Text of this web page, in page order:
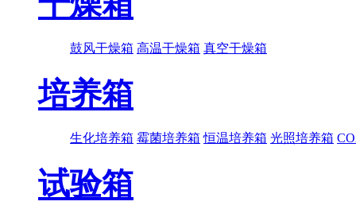
鼓风干燥箱 高温干燥箱 真空干燥箱
培养箱
生化培养箱 霉菌培养箱 恒温培养箱 光照培养箱
试验箱